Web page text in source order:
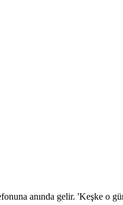
anında gelir. 'Keşke o